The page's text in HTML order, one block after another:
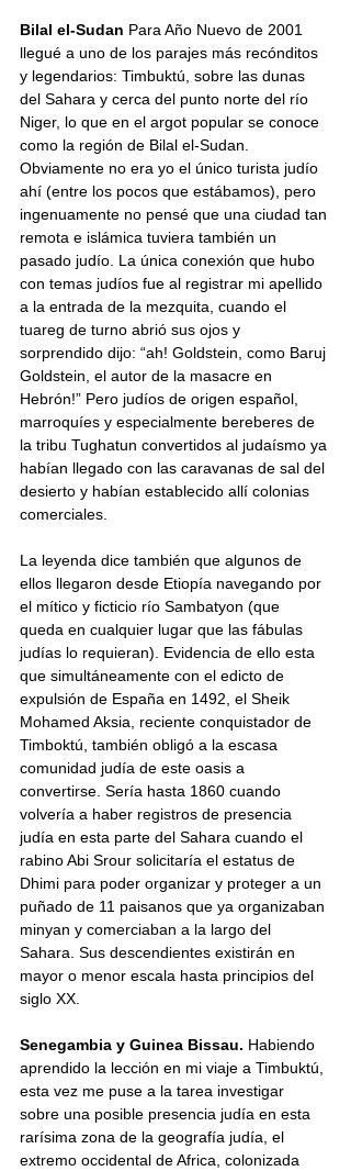
Bilal el-Sudan Para Año Nuevo de 2001
llegué a uno de los parajes más recónditos
y legendarios: Timbuktú, sobre las dunas
del Sahara y cerca del punto norte del río
Niger, lo que en el argot popular se conoce
como la región de Bilal el-Sudan.
Obviamente no era yo el único turista judío
ahí (entre los pocos que estábamos), pero
ingenuamente no pensé que una ciudad tan
remota e islámica tuviera también un
pasado judío. La única conexión que hubo
con temas judíos fue al registrar mi apellido
a la entrada de la mezquita, cuando el
tuareg de turno abrió sus ojos y
sorprendido dijo: “ah! Goldstein, como Baruj
Goldstein, el autor de la masacre en
Hebrón!” Pero judíos de origen español,
marroquíes y especialmente bereberes de
la tribu Tughatun convertidos al judaísmo ya
habían llegado con las caravanas de sal del
desierto y habían establecido allí colonias
comerciales.
La leyenda dice también que algunos de
ellos llegaron desde Etiopía navegando por
el mítico y ficticio río Sambatyon (que
queda en cualquier lugar que las fábulas
judías lo requieran). Evidencia de ello esta
que simultáneamente con el edicto de
expulsión de España en 1492, el Sheik
Mohamed Aksia, reciente conquistador de
Timboktú, también obligó a la escasa
comunidad judía de este oasis a
convertirse. Sería hasta 1860 cuando
volvería a haber registros de presencia
judía en esta parte del Sahara cuando el
rabino Abi Srour solicitaría el estatus de
Dhimi para poder organizar y proteger a un
puñado de 11 paisanos que ya organizaban
minyan y comerciaban a la largo del
Sahara. Sus descendientes existirán en
mayor o menor escala hasta principios del
siglo XX.
Senegambia y Guinea Bissau. Habiendo
aprendido la lección en mi viaje a Timbuktú,
esta vez me puse a la tarea investigar
sobre una posible presencia judía en esta
rarísima zona de la geografía judía, el
extremo occidental de Africa, colonizada